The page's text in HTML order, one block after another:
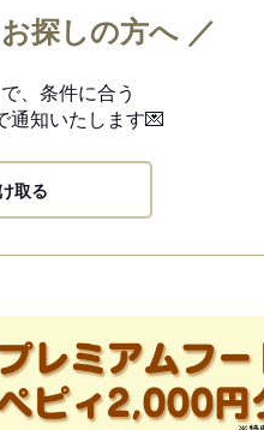
探しの方へ ／
、 条件に合う
通知いたします💌
取る